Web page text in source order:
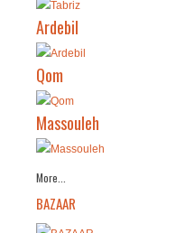
Ardebil
Qom
Massouleh
More...
BAZAAR